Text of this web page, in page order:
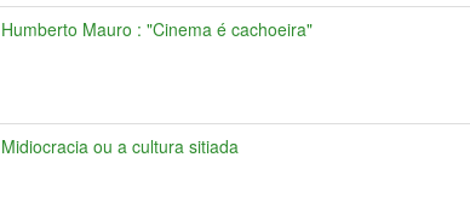
Humberto Mauro : "Cinema é cachoeira"
Midiocracia ou a cultura sitiada